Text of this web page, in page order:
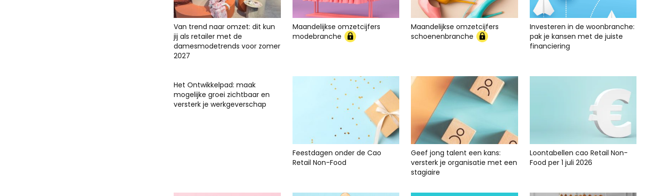
Van trend naar omzet: dit kun
jij als retailer met de
damesmodetrends voor zomer
2027
Maandelijkse omzetcijfers
modebranche
Maandelijkse omzetcijfers
schoenenbranche
Investeren in de woonbranche:
pak je kansen met de juiste
financiering
Het Ontwikkelpad: maak
mogelijke groei zichtbaar en
versterk je werkgeverschap
Feestdagen onder de Cao
Retail Non-Food
Geef jong talent een kans:
versterk je organisatie met een
stagiaire
Loontabellen cao Retail Non-
Food per 1 juli 2026